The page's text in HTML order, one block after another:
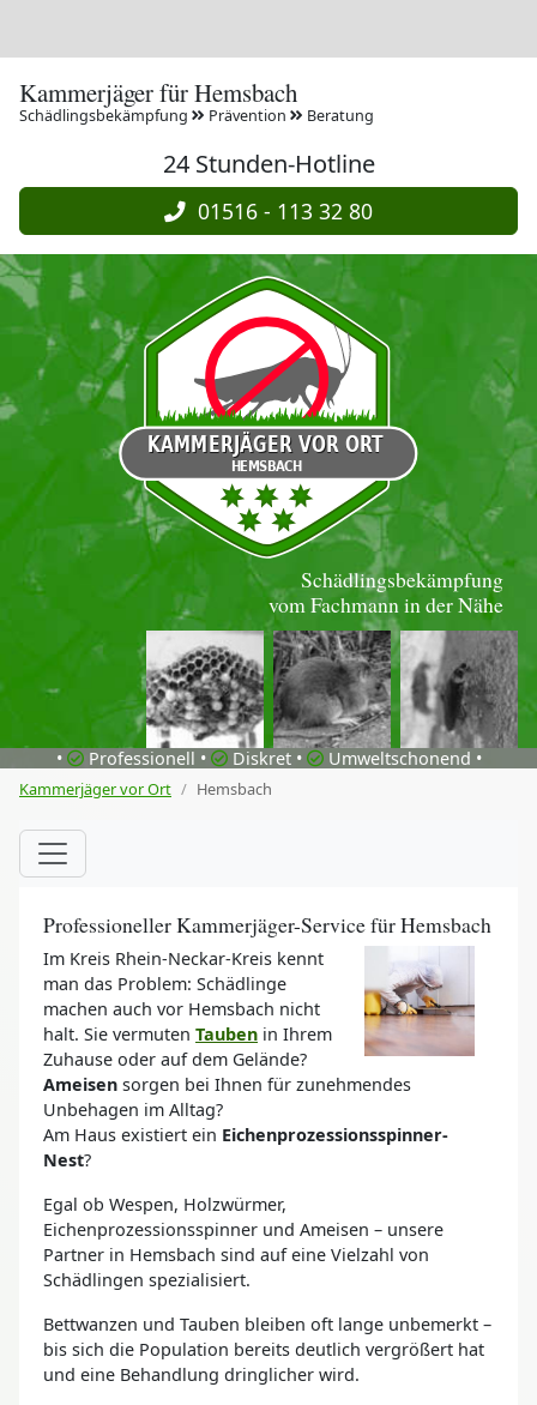
Kammerjäger für Hemsbach
Schädlingsbekämpfung Prävention Beratung
24 Stunden-Hotline
01516 - 113 32 80
Schädlingsbekämpfung
vom Fachmann in der Nähe
• Professionell • Diskret • Umweltschonend •
Kammerjäger vor Ort Hemsbach
Professioneller Kammerjäger-Service für Hemsbach
Im Kreis Rhein-Neckar-Kreis kennt
man das Problem: Schädlinge
machen auch vor Hemsbach nicht
halt. Sie vermuten Tauben in Ihrem
Zuhause oder auf dem Gelände?
Ameisen sorgen bei Ihnen für zunehmendes
Unbehagen im Alltag?
Am Haus existiert ein Eichenprozessionsspinner-
Nest?
Egal ob Wespen, Holzwürmer,
Eichenprozessionsspinner und Ameisen – unsere
Partner in Hemsbach sind auf eine Vielzahl von
Schädlingen spezialisiert.
Bettwanzen und Tauben bleiben oft lange unbemerkt –
bis sich die Population bereits deutlich vergrößert hat
und eine Behandlung dringlicher wird.